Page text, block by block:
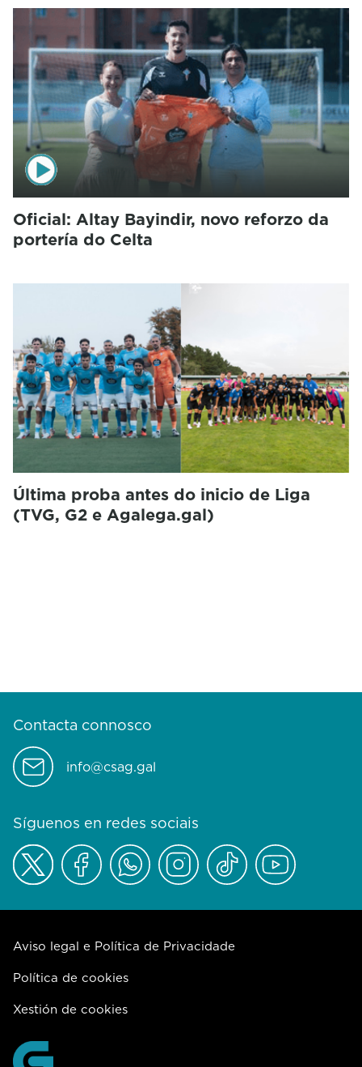
Oficial: Altay Bayindir, novo reforzo da
portería do Celta
Última proba antes do inicio de Liga
(TVG, G2 e Agalega.gal)
Contacta connosco
info@csag.gal
Síguenos en redes sociais
Aviso legal e Política de Privacidade
Política de cookies
Xestión de cookies